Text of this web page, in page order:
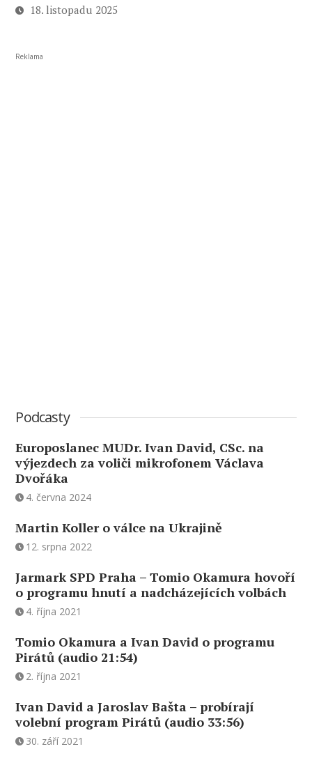
18. listopadu 2025
Reklama
Podcasty
Europoslanec MUDr. Ivan David, CSc. na
výjezdech za voliči mikrofonem Václava
Dvořáka
4. června 2024
Martin Koller o válce na Ukrajině
12. srpna 2022
Jarmark SPD Praha – Tomio Okamura hovoří
o programu hnutí a nadcházejících volbách
4. října 2021
Tomio Okamura a Ivan David o programu
Pirátů (audio 21:54)
2. října 2021
Ivan David a Jaroslav Bašta – probírají
volební program Pirátů (audio 33:56)
30. září 2021